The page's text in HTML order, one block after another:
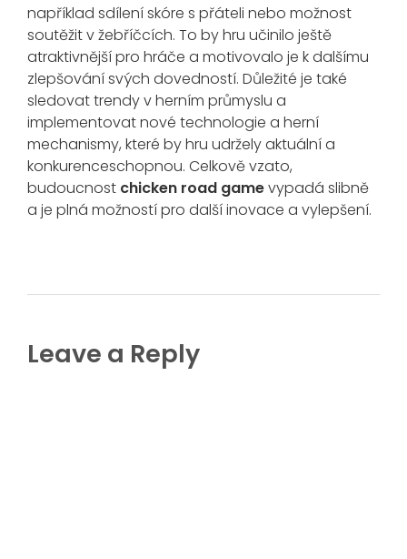
například sdílení skóre s přáteli nebo možnost
soutěžit v žebříčcích. To by hru učinilo ještě
atraktivnější pro hráče a motivovalo je k dalšímu
zlepšování svých dovedností. Důležité je také
sledovat trendy v herním průmyslu a
implementovat nové technologie a herní
mechanismy, které by hru udržely aktuální a
konkurenceschopnou. Celkově vzato,
budoucnost chicken road gamevypadá slibně
a je plná možností pro další inovace a vylepšení.
Leave a Reply